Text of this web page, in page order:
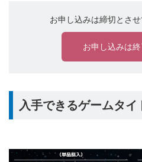
お申し込みは締切とさせ
お申し込みは
入手できるゲームタイ